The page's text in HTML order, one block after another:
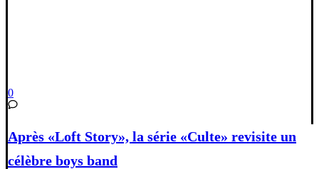
0
Après «Loft Story», la série «Culte» revisite un
célèbre boys band